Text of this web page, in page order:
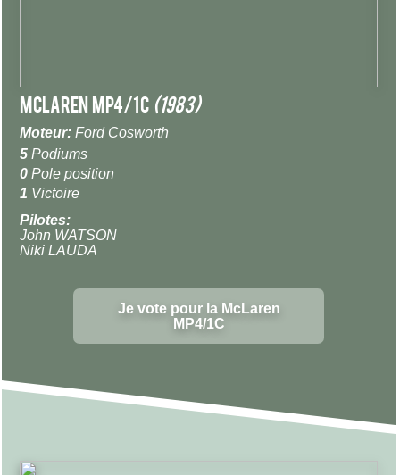
McLaren MP4/1C (1983)
Moteur: Ford Cosworth
5 Podiums
0 Pole position
1 Victoire
Pilotes:
John WATSON
Niki LAUDA
Je vote pour la McLaren
MP4/1C